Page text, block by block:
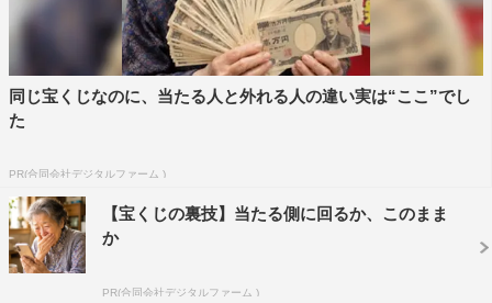
子・
DXTEENから順にそれぞれのグループの世界を色濃
く見せていく。INIは「We Are」「AMAZE ME
」でトロッ
コに乗り会場を一周すると、「HERO」でセンターステー
ジに集合し目を見合わせながら円になって楽しそうに歌
バー「FANFARE」で会場が一体となって盛り上がった。
JO1にバトンタッチすると最新曲「Tiger」を披露。続く
「OH-EH-OH
」と観客に呼び掛け、メンバーはトロッコや花道へ。
同じ宝くじなのに、当たる人と外れる人の違い実は“ここ”でし
た
PR(合同会社デジタルファーム )
【宝くじの裏技】当たる側に回るか、このまま
か
PR(合同会社デジタルファーム )